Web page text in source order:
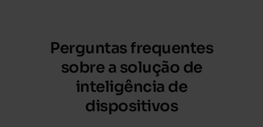
Perguntas frequentes
sobre a solução de
inteligência de
dispositivos